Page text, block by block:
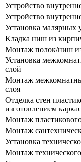
Устройство
Устройство
Установка малярных
Кладка ниш из
Монтаж полок/ниш из
Установка
слой
Монтаж
слоя
Отделка стен
изготовлением
Монтаж
Монтаж
Установка
Монтаж